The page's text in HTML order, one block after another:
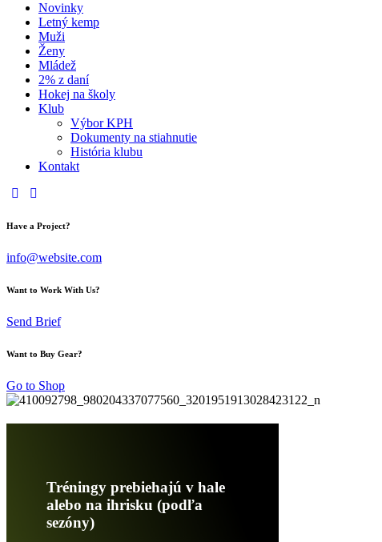
Novinky
Letný kemp
Muži
Ženy
Mládež
2% z daní
Hokej na školy
Klub
Výbor KPH
Dokumenty na stiahnutie
História klubu
Kontakt
Have a Project?
info@website.com
Want to Work With Us?
Send Brief
Want to Buy Gear?
Go to Shop
Tréningy prebiehajú v hale
alebo na ihrisku (podľa
sezóny)